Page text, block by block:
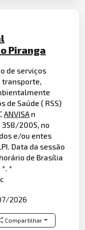
Piranga
de serviços
de Saúde ( RSS)
ANVISA n
358/2005, no
e/ou entes
Data da sessão
de Brasília
*
2026
Compartilhar